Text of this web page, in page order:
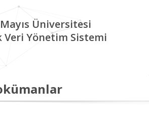
Üniversitesi
Veri Yönetim Sistemi